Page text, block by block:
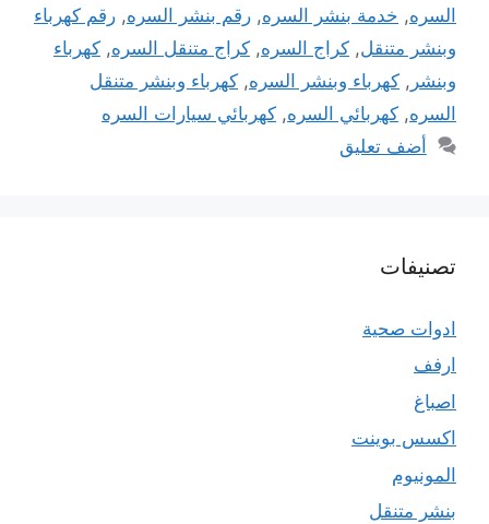
السره, خدمة بنشر السره, رقم بنشر السره, رقم كهرباء
وبنشر متنقل, كراج السره, كراج متنقل السره, كهرباء
وبنشر , كهرباء وبنشر السره, كهرباء وبنشر متنقل
السره, كهربائي السره, كهربائي سيارات السره
أضف تعليق
تصنيفات
ادوات صحية
ارفف
اصباغ
اكسس بوينت
المونيوم
بنشر متنقل